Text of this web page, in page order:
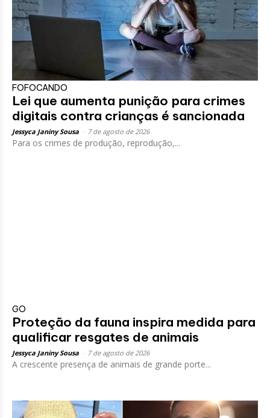
FOFOCANDO
Lei que aumenta punição para crimes
digitais contra crianças é sancionada
Jessyca Janiny Sousa 7 de agosto de 2026
Para os crimes de produção, reprodução,...
GO
Proteção da fauna inspira medida para
qualificar resgates de animais
Jessyca Janiny Sousa 7 de agosto de 2026
A crescente presença de animais de grande porte...